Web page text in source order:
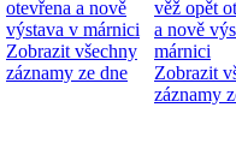
otevřena a nově
výstava v márnici
Zobrazit všechny
záznamy ze dne
věž opět
a nově
márnici
Zobrazit
záznamy